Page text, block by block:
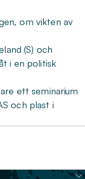
om vikten av
(S) och
i en politisk
ett seminarium
och plast i